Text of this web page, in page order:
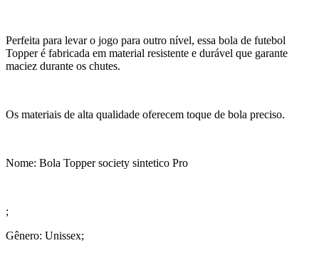
Perfeita para levar o jogo para outro nível, essa bola de futebol
Topper é fabricada em material resistente e durável que garante
maciez durante os chutes.
Os materiais de alta qualidade oferecem toque de bola preciso.
Nome: Bola Topper society sintetico Pro
;
Gênero: Unissex;